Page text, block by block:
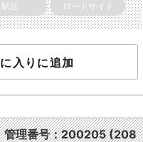
駅近 ロードサイド
入りに追加
管理番号：200205 (208